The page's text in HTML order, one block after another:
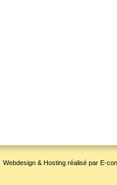
Webdesign & Hosting réalisé par E-